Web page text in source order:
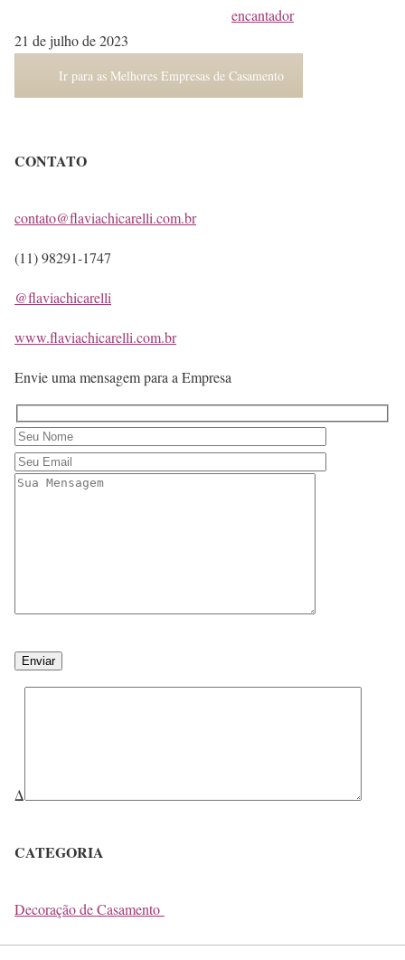
encantador
21 de julho de 2023
Ir para as Melhores Empresas de Casamento
CONTATO
contato@flaviachicarelli.com.br
(11) 98291-1747
@flaviachicarelli
www.flaviachicarelli.com.br
Envie uma mensagem para a Empresa
Δ
CATEGORIA
Decoração de Casamento